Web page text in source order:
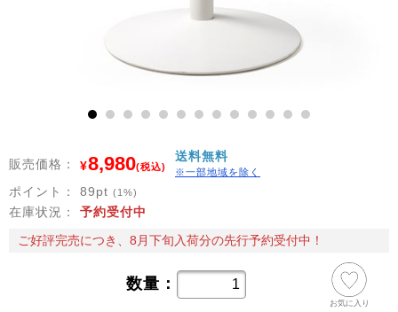
10 11 12
販売価格： ¥8,980(税込)
送料無料
※一部地域を除く
ポイント： 89pt (1%)
在庫状況：
予約受付中
ご好評完売につき、8月下旬入荷分の先行予約受付中！
数量：
お気に入り